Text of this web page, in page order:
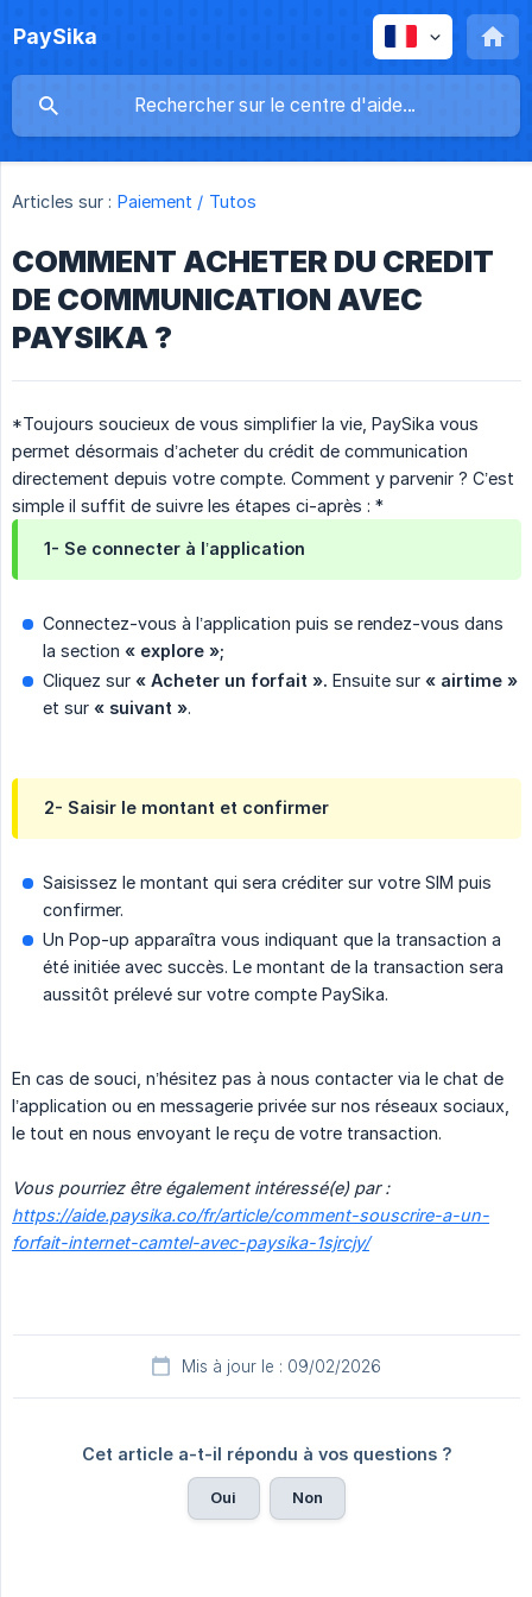
PaySika
Articles sur : Paiement / Tutos
COMMENT ACHETER DU CREDIT
DE COMMUNICATION AVEC
PAYSIKA ?
*Toujours soucieux de vous simplifier la vie, PaySika vous
permet désormais d’acheter du crédit de communication
directement depuis votre compte. Comment y parvenir ? C’est
simple il suffit de suivre les étapes ci-après : *
1- Se connecter à l’application
Connectez-vous à l’application puis se rendez-vous dans
la section « explore »;
Cliquez sur « Acheter un forfait ». Ensuite sur « airtime »
et sur « suivant ».
2- Saisir le montant et confirmer
Saisissez le montant qui sera créditer sur votre SIM puis
confirmer.
Un Pop-up apparaîtra vous indiquant que la transaction a
été initiée avec succès. Le montant de la transaction sera
aussitôt prélevé sur votre compte PaySika.
En cas de souci, n’hésitez pas à nous contacter via le chat de
l’application ou en messagerie privée sur nos réseaux sociaux,
le tout en nous envoyant le reçu de votre transaction.
Vous pourriez être également intéressé(e) par :
https://aide.paysika.co/fr/article/comment-souscrire-a-un-
forfait-internet-camtel-avec-paysika-1sjrcjy/
Mis à jour le : 09/02/2026
Cet article a-t-il répondu à vos questions ?
Oui Non